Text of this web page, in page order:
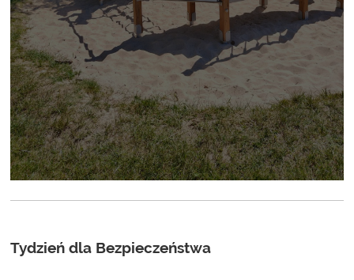
Tydzień dla Bezpieczeństwa